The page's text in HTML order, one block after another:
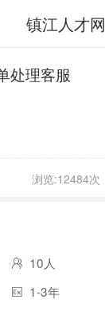
镇江人才网
处理客服
浏览:12484次
10人
1-3年